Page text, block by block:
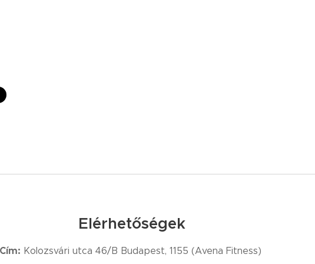
Elérhetőségek
Cím: Kolozsvári utca 46/B Budapest, 1155 (Avena Fitness)